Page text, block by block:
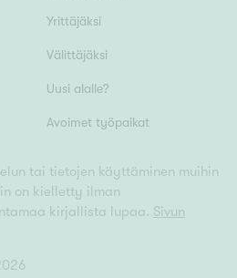
Yrittäjäksi
Välittäjäksi
Uusi alalle?
Avoimet työpaikat
tai tietojen käyttäminen muihin
on kielletty ilman
kirjallista lupaa. Sivun